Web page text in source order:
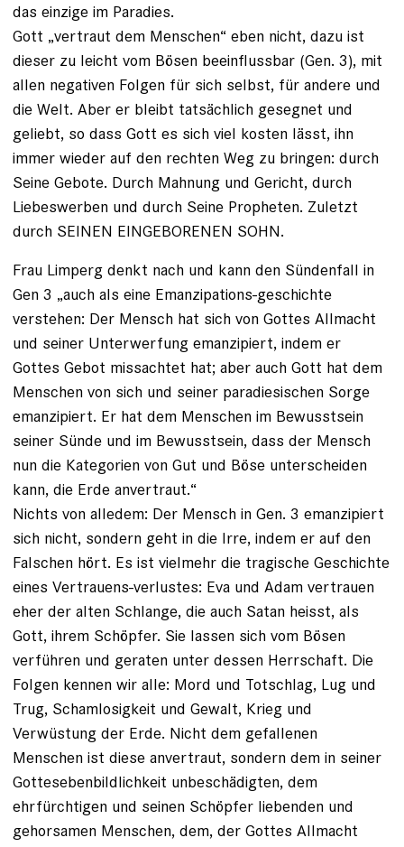
das einzige im Paradies.
Gott „vertraut dem Menschen“ eben nicht, dazu ist
dieser zu leicht vom Bösen beeinflussbar (Gen. 3), mit
allen negativen Folgen für sich selbst, für andere und
die Welt. Aber er bleibt tatsächlich gesegnet und
geliebt, so dass Gott es sich viel kosten lässt, ihn
immer wieder auf den rechten Weg zu bringen: durch
Seine Gebote. Durch Mahnung und Gericht, durch
Liebeswerben und durch Seine Propheten. Zuletzt
durch SEINEN EINGEBORENEN SOHN.
Frau Limperg denkt nach und kann den Sündenfall in
Gen 3 „auch als eine Emanzipations-geschichte
verstehen: Der Mensch hat sich von Gottes Allmacht
und seiner Unterwerfung emanzipiert, indem er
Gottes Gebot missachtet hat; aber auch Gott hat dem
Menschen von sich und seiner paradiesischen Sorge
emanzipiert. Er hat dem Menschen im Bewusstsein
seiner Sünde und im Bewusstsein, dass der Mensch
nun die Kategorien von Gut und Böse unterscheiden
kann, die Erde anvertraut.“
Nichts von alledem: Der Mensch in Gen. 3 emanzipiert
sich nicht, sondern geht in die Irre, indem er auf den
Falschen hört. Es ist vielmehr die tragische Geschichte
eines Vertrauens-verlustes: Eva und Adam vertrauen
eher der alten Schlange, die auch Satan heisst, als
Gott, ihrem Schöpfer. Sie lassen sich vom Bösen
verführen und geraten unter dessen Herrschaft. Die
Folgen kennen wir alle: Mord und Totschlag, Lug und
Trug, Schamlosigkeit und Gewalt, Krieg und
Verwüstung der Erde. Nicht dem gefallenen
Menschen ist diese anvertraut, sondern dem in seiner
Gottesebenbildlichkeit unbeschädigten, dem
ehrfürchtigen und seinen Schöpfer liebenden und
gehorsamen Menschen, dem, der Gottes Allmacht